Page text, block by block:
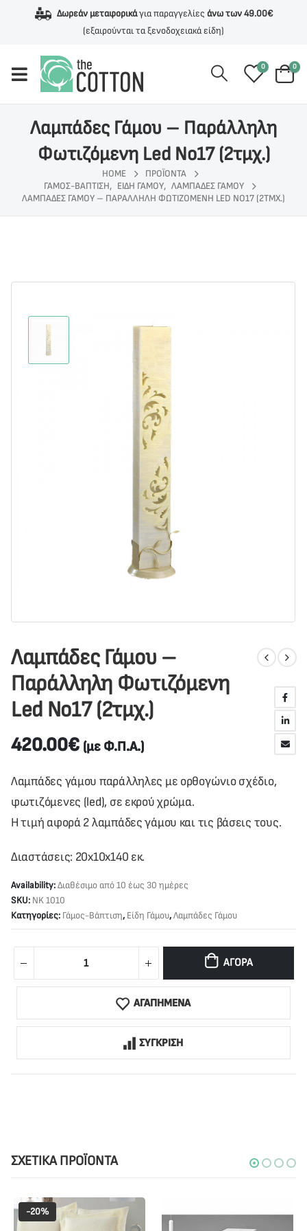
Δωρεάν μεταφορικάγια παραγγελίες άνω των 49.00€
(εξαιρούνται τα ξενοδοχειακά είδη)
0 0
Λαμπάδες Γάμου – Παράλληλη
Φωτιζόμενη Led Νο17 (2τμχ.)
HOME
ΠΡΟΪΌΝΤΑ
ΓΆΜΟΣ-ΒΆΠΤΙΣΗ, ΕΊΔΗ ΓΆΜΟΥ, ΛΑΜΠΆΔΕΣ ΓΆΜΟΥ
ΛΑΜΠΆΔΕΣ ΓΆΜΟΥ – ΠΑΡΆΛΛΗΛΗ ΦΩΤΙΖΌΜΕΝΗ LED ΝΟ17 (2ΤΜΧ.)
Λαμπάδες Γάμου –
Παράλληλη Φωτιζόμενη
Led Νο17 (2τμχ.)
420.00€ (με Φ.Π.Α.)
Λαμπάδες γάμου παράλληλες με ορθογώνιο σχέδιο,
φωτιζόμενες (led), σε εκρού χρώμα.
Η τιμή αφορά 2 λαμπάδες γάμου και τις βάσεις τους.
Διαστάσεις: 20x10x140 εκ.
Availability:Διαθέσιμο από 10 έως 30 ημέρες
SKU: NK 1010
Κατηγορίες: Γάμος-Βάπτιση, Είδη Γάμου,Λαμπάδες Γάμου
ΑΓΟΡΆ
ΑΓΑΠΗΜΕΝΑ
ΣΥΓΚΡΙΣΗ
ΣΧΕΤΙΚΆ ΠΡΟΪΌΝΤΑ
-20%